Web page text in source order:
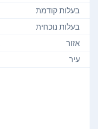
בעלות קודמת
בעלות נוכחית
אזור
עיר